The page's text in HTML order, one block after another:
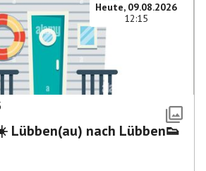
Heute, 09.08.2026
12:15
Lübben(au) nach Lübben👟